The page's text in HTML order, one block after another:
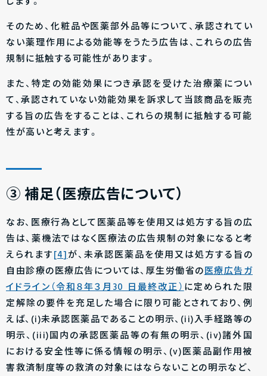
そのため、化粧品や医薬部外品等について、承認されてい
ない薬理作用による効能等をうたう広告は、これらの広告
規制に抵触する可能性があります。
また、特定の効能効果につき承認を受けた治療薬につい
て、承認されていない効能効果を訴求して当該商品を販売
する旨の広告をすることは、これらの規制に抵触する可能
性が高いと考えます。
③ 補足（医療広告について）
なお、医療行為として医薬品等を使用又は処方する旨の広
告は、薬機法ではなく医療法の広告規制の対象になると考
えられます[4]が、未承認医薬品を使用又は処方する旨の
自由診療の医療広告については、厚生労働省の医療広告ガ
イドライン（令和８年３月30 日最終改正）に定められた限
定解除の要件を充足した場合に限り可能とされており、例
えば、(i)未承認医薬品であることの明示、(ii)入手経路等の
明示、(iii)国内の承認医薬品等の有無の明示、(iv)諸外国
における安全性等に係る情報の明示、(v)医薬品副作用被
害救済制度等の救済の対象にはならないことの明示など、